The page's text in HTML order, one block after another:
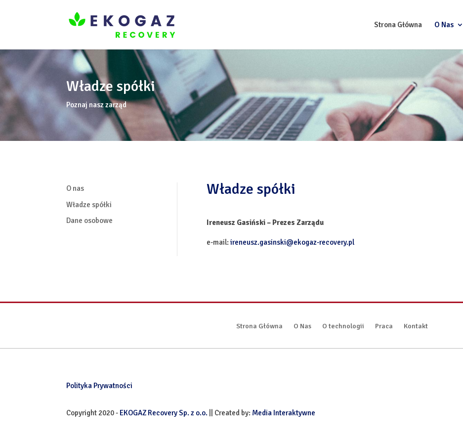
Strona Główna O Nas
Władze spółki
Poznaj nasz zarząd
O nas
Władze spółki
Dane osobowe
Władze spółki
Ireneusz Gasiński – Prezes Zarządu
e-mail: ireneusz.gasinski@ekogaz-recovery.pl
Strona Główna O Nas O technologii Praca Kontakt
Polityka Prywatności
Copyright 2020 - EKOGAZ Recovery Sp. z o.o. || Created by: Media Interaktywne